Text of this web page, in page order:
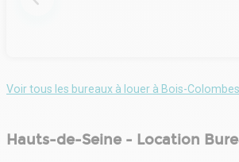
Voir tous les bureaux à louer à Bois-Colombes
Hauts-de-Seine - Location